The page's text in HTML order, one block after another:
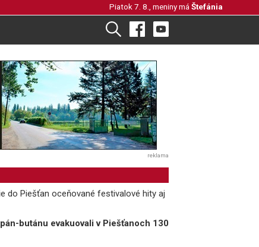
Piatok 7. 8., meniny má Štefánia
reklama
do Piešťan oceňované festivalové hity aj
butánu evakuovali v Piešťanoch 130